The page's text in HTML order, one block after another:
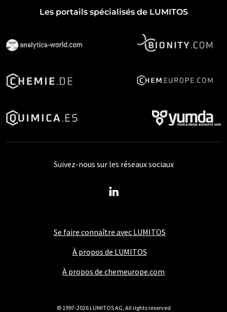
Les portails spécialisés de LUMITOS
Se faire connaître avec LUMITOS
À propos de LUMITOS
À propos de chemeurope.com
Suivez-nous sur les réseaux sociaux
© 1997-2026 LUMITOS AG, All rights reserved